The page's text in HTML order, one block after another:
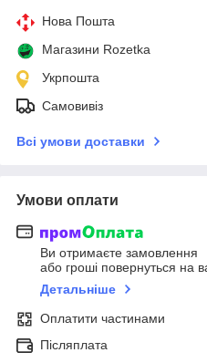
Нова Пошта
Магазини Rozetka
Укрпошта
Самовивіз
Всі умови доставки
Умови оплати
Ви отримаєте замовлення
або гроші повернуться на
Детальніше
Оплатити частинами
Післяплата